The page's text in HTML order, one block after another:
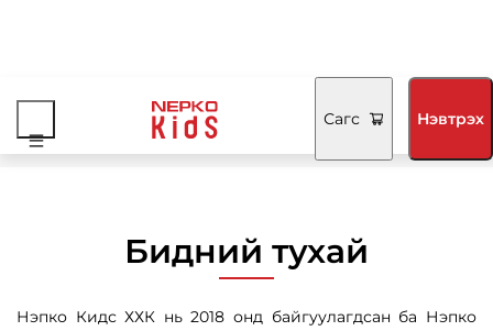
Сагс Нэвтрэх
Бидний тухай
Бидний тухай
Нэпко Кидс ХХК нь 2018 онд байгуулагдсан ба Нэпко